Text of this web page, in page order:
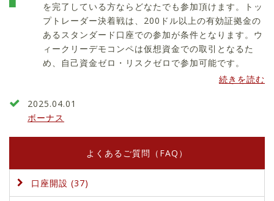
を完了している方ならどなたでも参加頂けます。トッ
プトレーダー決着戦は、200ドル以上の有効証拠金の
あるスタンダード口座での参加が条件となります。ウ
ィークリーデモコンペは仮想資金での取引となるた
め、自己資金ゼロ・リスクゼロで参加可能です。
続きを読む
2025.04.01
ボーナス
よくあるご質問（FAQ）
口座開設 (37)